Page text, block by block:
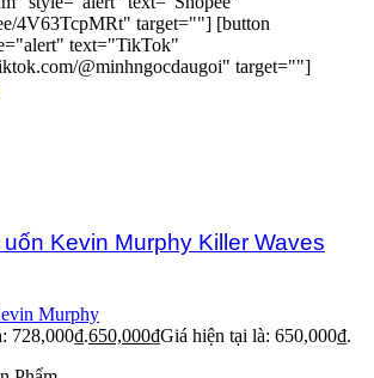
4V63TcpMRt" target=""] [button
text="TikTok"
@minhngocdaugoi" target=""]
Kevin Murphy Killer Waves
Murphy
728,000₫.650,000₫Giá hiện tại là: 650,000₫.